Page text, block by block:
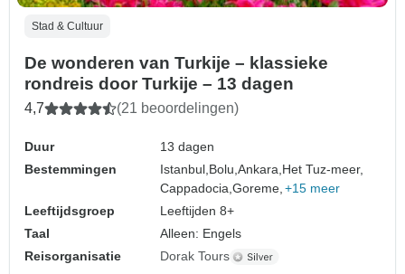
Stad & Cultuur
De wonderen van Turkije – klassieke
rondreis door Turkije – 13 dagen
4,7 (21 beoordelingen)
Duur
13 dagen
Bestemmingen
Istanbul, Bolu,Ankara, Het Tuz-meer,
Cappadocia,Goreme, +15 meer
Leeftijdsgroep
Leeftijden 8+
Taal
Alleen: Engels
Reisorganisatie
Dorak Tours